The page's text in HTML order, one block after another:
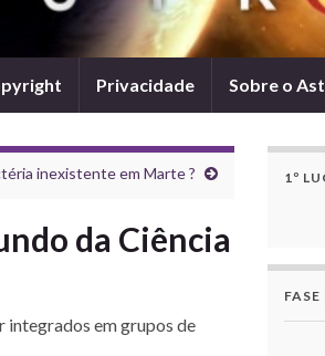
Privacidade Sobre o
inexistente em Marte ?
da Ciência
integrados em grupos de
1º